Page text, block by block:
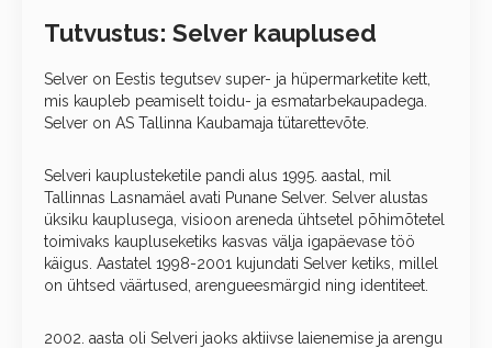
Tutvustus: Selver kauplused
Selver on Eestis tegutsev super- ja hüpermarketite kett,
mis kaupleb peamiselt toidu- ja esmatarbekaupadega.
Selver on AS Tallinna Kaubamaja tütarettevõte.
Selveri kauplusteketile pandi alus 1995. aastal, mil
Tallinnas Lasnamäel avati Punane Selver. Selver alustas
üksiku kauplusega, visioon areneda ühtsetel põhimõtetel
toimivaks kaupluseketiks kasvas välja igapäevase töö
käigus. Aastatel 1998-2001 kujundati Selver ketiks, millel
on ühtsed väärtused, arengueesmärgid ning identiteet.
2002. aasta oli Selveri jaoks aktiivse laienemise ja arengu